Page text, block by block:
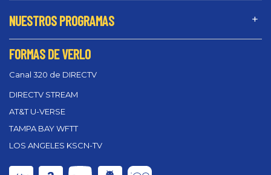
NUESTROS PROGRAMAS
FORMAS DE VERLO
Canal 320 de DIRECTV
DIRECTV STREAM
AT&T U-VERSE
TAMPA BAY WFTT
LOS ANGELES KSCN-TV